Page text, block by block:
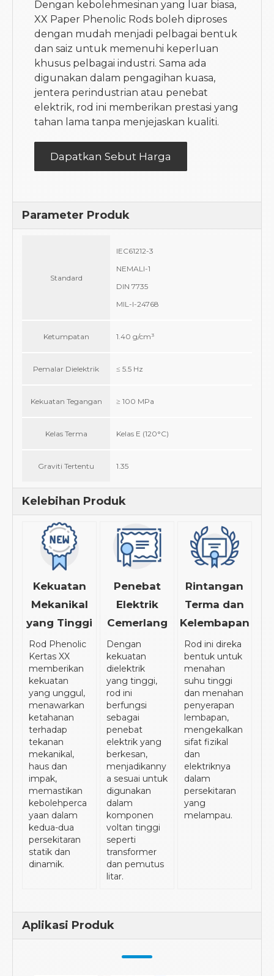
Dengan kebolehmesinan yang luar biasa,
XX Paper Phenolic Rods boleh diproses
dengan mudah menjadi pelbagai bentuk
dan saiz untuk memenuhi keperluan
khusus pelbagai industri. Sama ada
digunakan dalam pengagihan kuasa,
jentera perindustrian atau penebat
elektrik, rod ini memberikan prestasi yang
tahan lama tanpa menjejaskan kualiti.
Dapatkan Sebut Harga
Parameter Produk
Standard
IEC61212-3
NEMALI-1
DIN 7735
MIL-I-24768
Ketumpatan 1.40 g/cm³
Pemalar Dielektrik ≤ 5.5 Hz
Kekuatan Tegangan ≥ 100 MPa
Kelas Terma Kelas E (120°C)
Graviti Tertentu 1.35
Kelebihan Produk
Kekuatan
Mekanikal
yang Tinggi
Rod Phenolic
Kertas XX
memberikan
kekuatan
yang unggul,
menawarkan
ketahanan
terhadap
tekanan
mekanikal,
haus dan
impak,
memastikan
kebolehperca
yaan dalam
kedua-dua
persekitaran
statik dan
dinamik.
Penebat
Elektrik
Cemerlang
Dengan
kekuatan
dielektrik
yang tinggi,
rod ini
berfungsi
sebagai
penebat
elektrik yang
berkesan,
menjadikanny
a sesuai untuk
digunakan
dalam
komponen
voltan tinggi
seperti
transformer
dan pemutus
litar.
Rintangan
Terma dan
Kelembapan
Rod ini direka
bentuk untuk
menahan
suhu tinggi
dan menahan
penyerapan
lembapan,
mengekalkan
sifat fizikal
dan
elektriknya
dalam
persekitaran
yang
melampau.
Aplikasi Produk